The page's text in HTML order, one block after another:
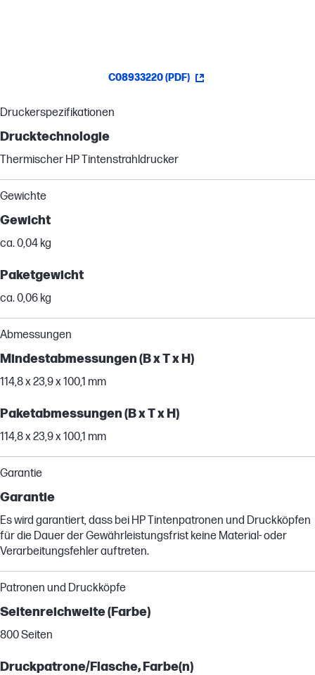
C08933220 (PDF)
Druckerspezifikationen
Drucktechnologie
Thermischer HP Tintenstrahldrucker
Gewichte
Gewicht
ca. 0,04 kg
Paketgewicht
ca. 0,06 kg
Abmessungen
Mindestabmessungen (B x T x H)
114,8 x 23,9 x 100,1 mm
Paketabmessungen (B x T x H)
114,8 x 23,9 x 100,1 mm
Garantie
Garantie
Es wird garantiert, dass bei HP Tintenpatronen und Druckköpfen
für die Dauer der Gewährleistungsfrist keine Material- oder
Verarbeitungsfehler auftreten.
Patronen und Druckköpfe
Seitenreichweite (Farbe)
800 Seiten
Druckpatrone/Flasche, Farbe(n)